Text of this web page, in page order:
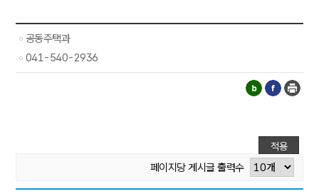
공동주택과
041-540-2936
페이지당 게시글 출력수
적용